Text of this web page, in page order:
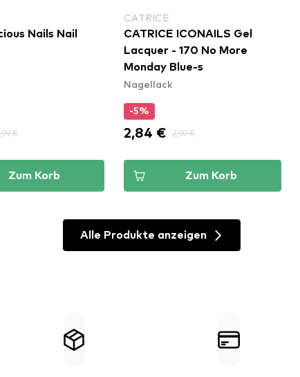
Nails Nail
€
Zum Korb
CATRICE
CATRICE ICONAILS Gel
Lacquer - 170 No More
Monday Blue-s
Nagellack
-5%
2,84 € 2,99 €
Zum Korb
Alle Produkte anzeigen